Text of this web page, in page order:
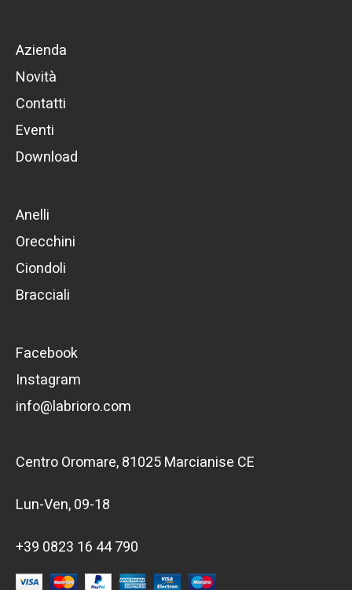
Azienda
Novità
Contatti
Eventi
Download
Anelli
Orecchini
Ciondoli
Bracciali
Facebook
Instagram
info@labrioro.com
Centro Oromare, 81025 Marcianise CE
Lun-Ven, 09-18
+39 0823 16 44 790